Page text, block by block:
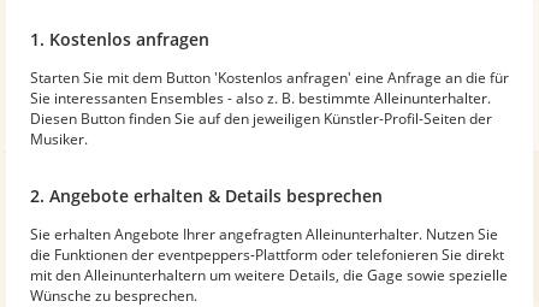
1. Kostenlos anfragen
Starten Sie mit dem Button 'Kostenlos anfragen' eine Anfrage an die für
Sie interessanten Ensembles - also z. B. bestimmte Alleinunterhalter.
Diesen Button finden Sie auf den jeweiligen Künstler-Profil-Seiten der
Musiker.
2. Angebote erhalten & Details besprechen
Sie erhalten Angebote Ihrer angefragten Alleinunterhalter. Nutzen Sie
die Funktionen der eventpeppers-Plattform oder telefonieren Sie direkt
mit den Alleinunterhaltern um weitere Details, die Gage sowie spezielle
Wünsche zu besprechen.